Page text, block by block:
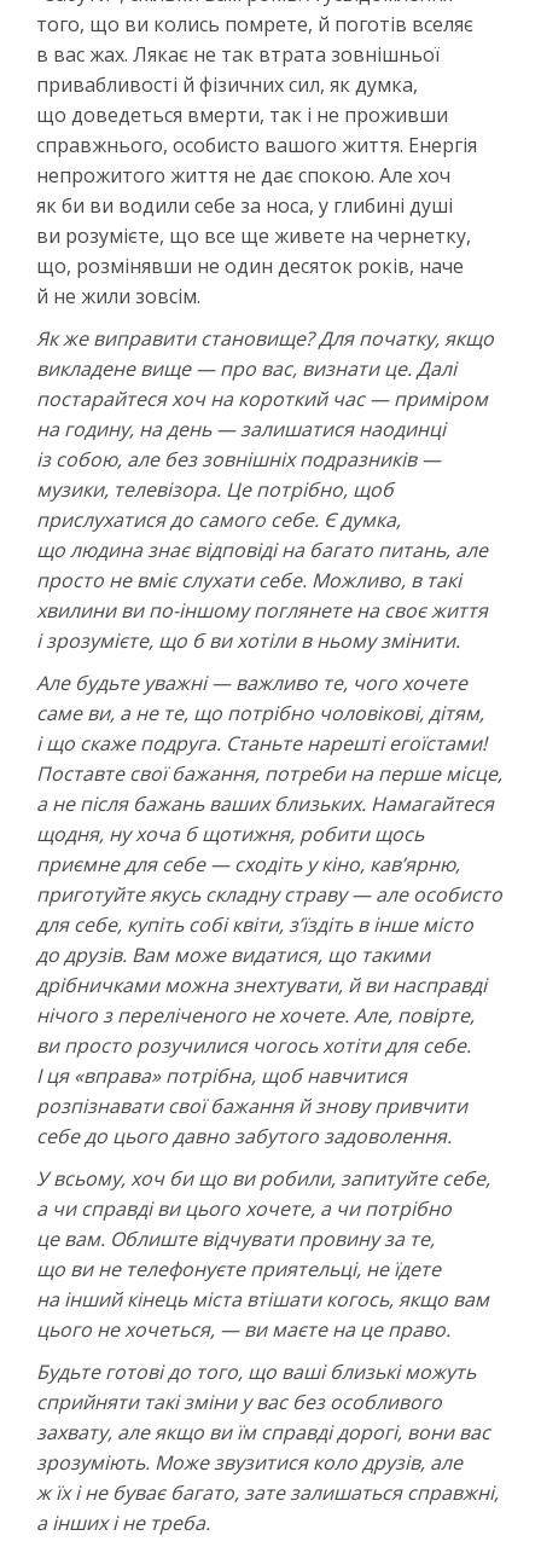
того, що ви колись помрете, й поготів вселяє
в вас жах. Лякає не так втрата зовнішньої
привабливості й фізичних сил, як думка,
що доведеться вмерти, так і не проживши
справжнього, особисто вашого життя. Енергія
непрожитого життя не дає спокою. Але хоч
як би ви водили себе за носа, у глибині душі
ви розумієте, що все ще живете на чернетку,
що, розмінявши не один десяток років, наче
й не жили зовсім.
Як же виправити становище? Для початку, якщо
викладене вище — про вас, визнати це. Далі
постарайтеся хоч на короткий час — приміром
на годину, на день — залишатися наодинці
із собою, але без зовнішніх подразників —
музики, телевізора. Це потрібно, щоб
прислухатися до самого себе. Є думка,
що людина знає відповіді на багато питань, але
просто не вміє слухати себе. Можливо, в такі
хвилини ви по-іншому поглянете на своє життя
і зрозумієте, що б ви хотіли в ньому змінити.
Але будьте уважні — важливо те, чого хочете
саме ви, а не те, що потрібно чоловікові, дітям,
і що скаже подруга. Станьте нарешті егоїстами!
Поставте свої бажання, потреби на перше місце,
а не після бажань ваших близьких. Намагайтеся
щодня, ну хоча б щотижня, робити щось
приємне для себе — сходіть у кіно, кав’ярню,
приготуйте якусь складну страву — але особисто
для себе, купіть собі квіти, з’їздіть в інше місто
до друзів. Вам може видатися, що такими
дрібничками можна знехтувати, й ви насправді
нічого з переліченого не хочете. Але, повірте,
ви просто розучилися чогось хотіти для себе.
І ця «вправа» потрібна, щоб навчитися
розпізнавати свої бажання й знову привчити
себе до цього давно забутого задоволення.
У всьому, хоч би що ви робили, запитуйте себе,
а чи справді ви цього хочете, а чи потрібно
це вам. Облиште відчувати провину за те,
що ви не телефонуєте приятельці, не їдете
на інший кінець міста втішати когось, якщо вам
цього не хочеться, — ви маєте на це право.
Будьте готові до того, що ваші близькі можуть
сприйняти такі зміни у вас без особливого
захвату, але якщо ви їм справді дорогі, вони вас
зрозуміють. Може звузитися коло друзів, але
ж їх і не буває багато, зате залишаться справжні,
а інших і не треба.